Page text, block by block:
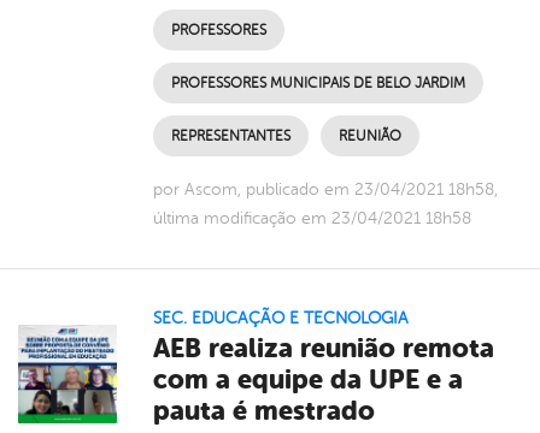
PROFESSORES
PROFESSORES MUNICIPAIS DE BELO JARDIM
REPRESENTANTES REUNIÃO
por Ascom, publicado em 23/04/2021 18h58,
última modificação em 23/04/2021 18h58
SEC. EDUCAÇÃO E TECNOLOGIA
AEB realiza reunião remota
com a equipe da UPE e a
pauta é mestrado